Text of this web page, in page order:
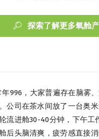
探索了解更多氧舱
年996，大家普遍存在脑雾
公司在茶水间放了一台奥
流进舱30-40分钟，下午工
后头脑清爽，疲劳感直接